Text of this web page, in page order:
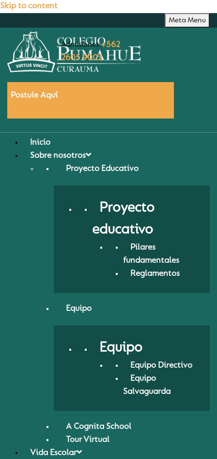
Skip to content
Meta Menu
Admisiones:+562
2605 9002
Postule Aquí
Inicio
Sobre nosotros
Proyecto Educativo
Proyecto
educativo
Pilares
fundamentales
Reglamentos
Equipo
Equipo
Equipo Directivo
Equipo
Salvaguarda
A Cognita School
Tour Virtual
Vida Escolar